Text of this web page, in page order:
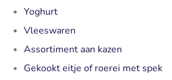
Yoghurt
Vleeswaren
Assortiment aan kazen
Gekookt eitje of roerei met spek